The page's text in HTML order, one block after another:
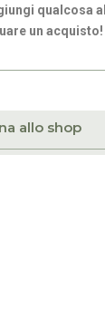
qualcosa
un acquisto!
allo shop